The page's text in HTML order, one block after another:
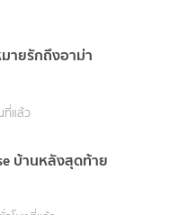
ายรักถึงอาม่า
ที่แล้ว
บ้านหลังสุดท้าย